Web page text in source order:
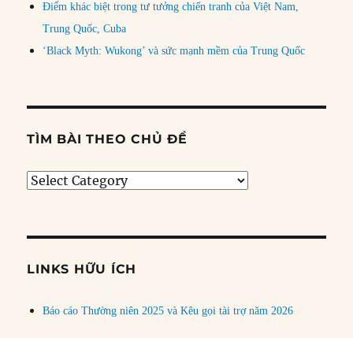
Điểm khác biệt trong tư tưởng chiến tranh của Việt Nam,
Trung Quốc, Cuba
‘Black Myth: Wukong’ và sức mạnh mềm của Trung Quốc
TÌM BÀI THEO CHỦ ĐỀ
Tìm
đề
LINKS HỮU ÍCH
Báo cáo Thường niên 2025 và Kêu gọi tài trợ năm 2026